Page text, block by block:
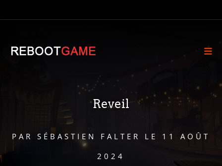
Reveil
PAR SÉBASTIEN FALTER LE 11 AOÛT
2024